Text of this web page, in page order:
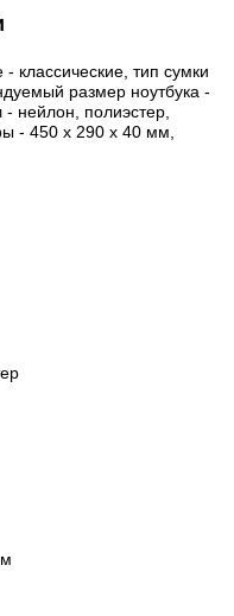
классические, тип сумки
размер ноутбука -
нейлон, полиэстер,
- 450 x 290 x 40 мм,